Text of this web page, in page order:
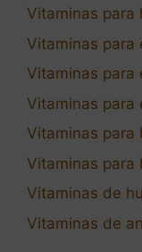
Vitaminas para
Vitaminas para
Vitaminas para
Vitaminas para
Vitaminas para
Vitaminas para
Vitaminas de
Vitaminas de